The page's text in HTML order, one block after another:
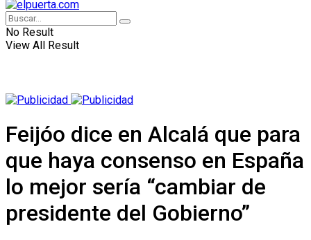
No Result
View All Result
Feijóo dice en Alcalá que para
que haya consenso en España
lo mejor sería “cambiar de
presidente del Gobierno”